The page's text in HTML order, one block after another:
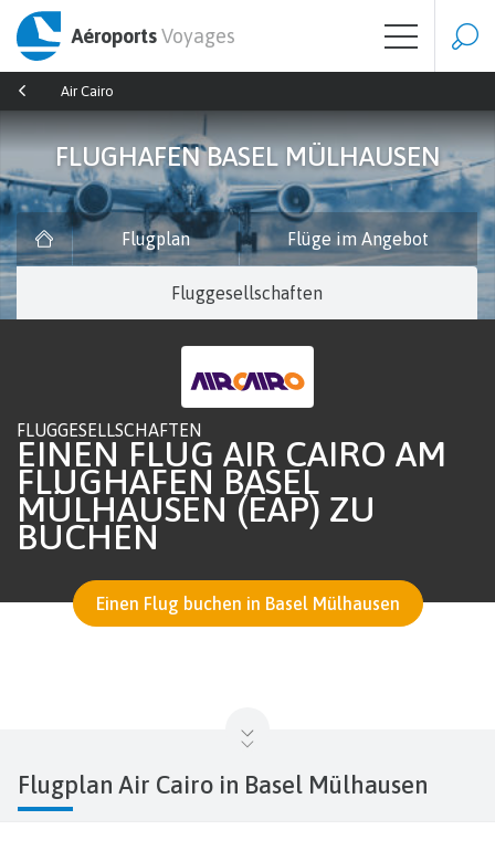
AéroportsVoyages
Air Cairo
FLUGHAFEN BASEL MÜLHAUSEN
Flugplan Flüge im Angebot
Fluggesellschaften
FLUGGESELLSCHAFTEN
EINEN FLUG AIR CAIRO AM
FLUGHAFEN BASEL
MÜLHAUSEN (EAP) ZU
BUCHEN
Einen Flug buchen in Basel Mülhausen
Flugplan Air Cairo in Basel Mülhausen